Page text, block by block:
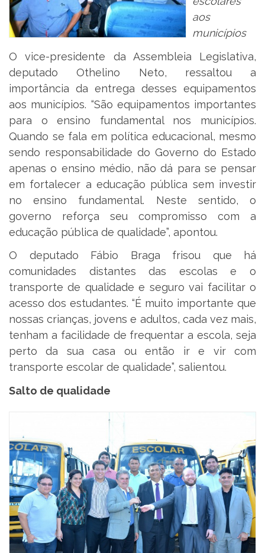
aos
municípios
O vice-presidente da Assembleia Legislativa,
deputado Othelino Neto, ressaltou a
importância da entrega desses equipamentos
aos municípios. “São equipamentos importantes
para o ensino fundamental nos municípios.
Quando se fala em política educacional, mesmo
sendo responsabilidade do Governo do Estado
apenas o ensino médio, não dá para se pensar
em fortalecer a educação pública sem investir
no ensino fundamental. Neste sentido, o
governo reforça seu compromisso com a
educação pública de qualidade”, apontou.
O deputado Fábio Braga frisou que há
comunidades distantes das escolas e o
transporte de qualidade e seguro vai facilitar o
acesso dos estudantes. “É muito importante que
nossas crianças, jovens e adultos, cada vez mais,
tenham a facilidade de frequentar a escola, seja
perto da sua casa ou então ir e vir com
transporte escolar de qualidade”, salientou.
Salto de qualidade